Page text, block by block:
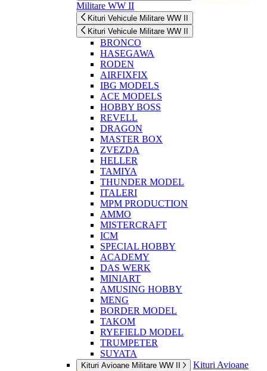
Militare WW II
Kituri Vehicule Militare WW II
Kituri Vehicule Militare WW II
BRONCO
HASEGAWA
RODEN
AIRFIXFIX
IBG MODELS
ACE MODELS
HOBBY BOSS
REVELL
DRAGON
MASTER BOX
ZVEZDA
HELLER
TAMIYA
THUNDER MODEL
ITALERI
MPM PRODUCTION
AMMO
MISTERCRAFT
ICM
SPECIAL HOBBY
ACADEMY
DAS WERK
MINIART
AMUSING HOBBY
MENG
BORDER MODEL
TAKOM
RYEFIELD MODEL
TRUMPETER
SUYATA
Kituri Avioane Militare WW II
Kituri Avioane